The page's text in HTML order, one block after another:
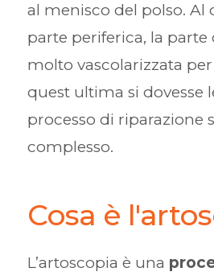
al menisco del polso. Al
parte periferica, la parte
molto vascolarizzata
quest ultima si dovesse
processo di riparazione
complesso.
Cosa è
L’artoscopia è una